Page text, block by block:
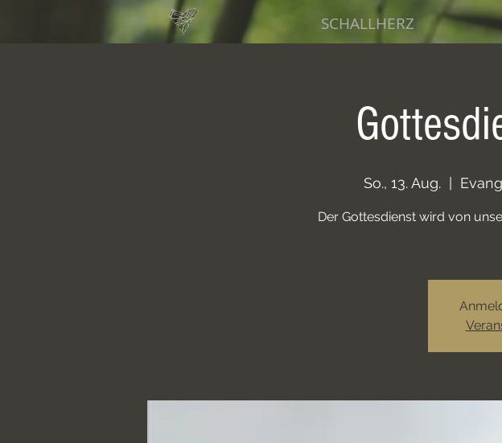
SCHALLHERZ
So., 13. Aug.
Der Gottesdienst wird von